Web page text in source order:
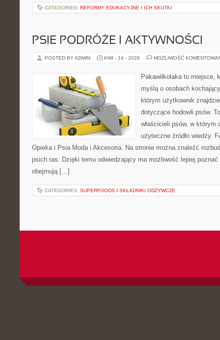
CATEGORIES: REFORMY EDUKACYJNE I ICH SKUTKI
PSIE PODRÓŻE I AKTYWNOŚCI
POSTED BY ADMIN KWI - 14 - 2026 MOŻLIWOŚĆ
Pakawilkolaka to miejsce,
myślą o osobach
którym użytkownik
dotyczące hodowli psów.
właścicieli psów, w którym
użyteczne źródło wiedzy.
Opieka i Psia Moda i Akcesoria. Na stronie można znaleźć
psich ras. Dzięki temu odwiedzający ma możliwość lepiej
obejmują […]
CATEGORIES: SUPERFOODS I SKŁADNIKI ODŻYWCZE